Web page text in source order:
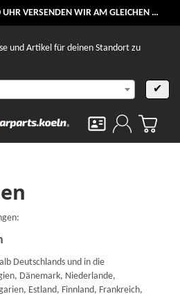
80 €
VERSENDEN WIR AM GLEICHEN WERKTAG
und Artikel für deinen Standort zu
✔
Deutschlands und in die
Dänemark, Niederlande,
Estland, Finnland, Frankreich,